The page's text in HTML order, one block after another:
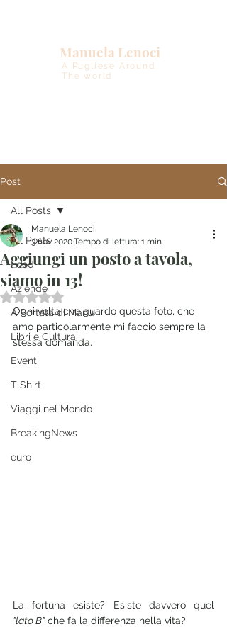
A Pugliese Around
The world
Manuela Lenoci
Post
All Posts
Food
Aziende
A Portata di Manu
Libri e Cultura
Eventi
T Shirt
Viaggi nel Mondo
BreakingNews
euro
All Posts
Aggiungi un posto a tavola,
siamo in 13!
Manuela Lenoci
3 nov 2020Tempo di lettura: 1 min
Valutazione NaN stelle su 5.
Ogni volta che guardo questa foto, che
amo particolarmente mi faccio sempre la
stessa domanda.
"lato B" che fa la differenza nella vita?